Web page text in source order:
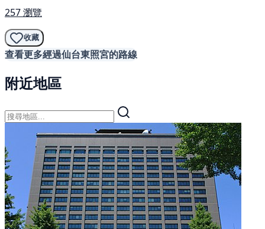
257 瀏覽
收藏
查看更多經過仙台東照宮的路線
附近地區